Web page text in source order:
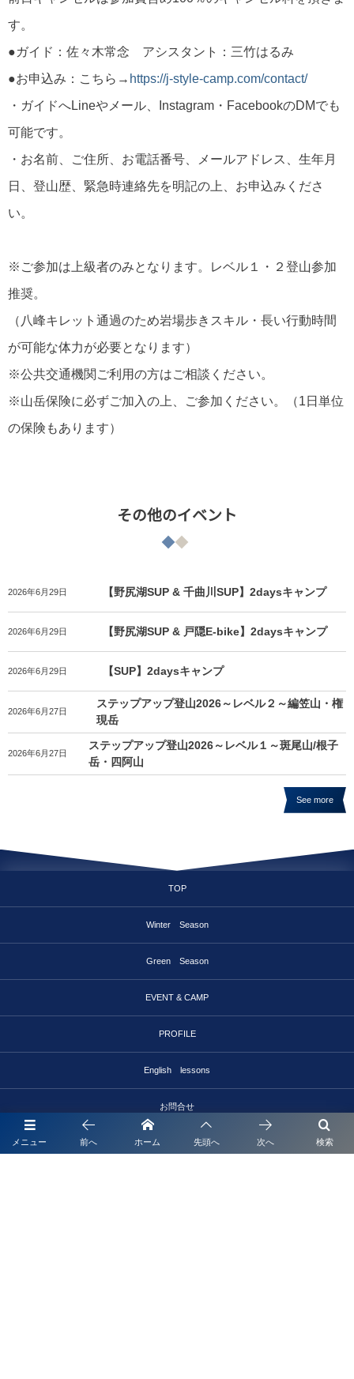
す。
●ガイド：佐々木常念 アシスタント：三竹はるみ
●お申込み：こちら→ https://j-style-camp.com/contact/
・ガイドへLineやメール、Instagram・FacebookのDMでも
可能です。
・お名前、ご住所、お電話番号、メールアドレス、生年月
日、登山歴、緊急時連絡先を明記の上、お申込みくださ
い。
※ご参加は上級者のみとなります。レベル１・２登山参加
推奨。
（八峰キレット通過のため岩場歩きスキル・長い行動時間
が可能な体力が必要となります）
※公共交通機関ご利用の方はご相談ください。
※山岳保険に必ずご加入の上、ご参加ください。（1日単位
の保険もあります）
その他のイベント
2026年6月29日 【野尻湖SUP & 千曲川SUP】2daysキャンプ
2026年6月29日 【野尻湖SUP & 戸隠E-bike】2daysキャンプ
2026年6月29日 【SUP】2daysキャンプ
2026年6月27日
ステップアップ登山2026～レベル２～編笠山・権
現岳
2026年6月27日
ステップアップ登山2026～レベル１～斑尾山/根子
岳・四阿山
See more
メニュー 検索
前へ ホーム 先頭へ 次へ
TOP
Winter Season
Green Season
EVENT & CAMP
PROFILE
English lessons
お問合せ